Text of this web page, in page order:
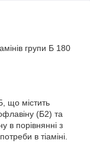
групи Б 180
що містить
(Б2) та
в порівнянні з
в тіаміні.